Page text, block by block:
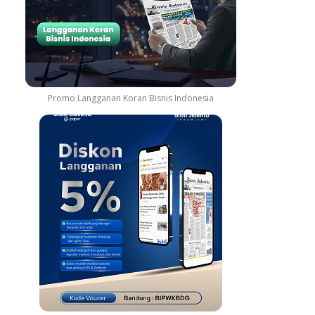
Promo Langganan Koran Bisnis Indonesia